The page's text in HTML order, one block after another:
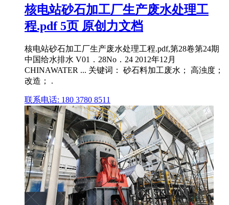
核电站砂石加工厂生产废水处理工
程.pdf 5页 原创力文档
核电站砂石加工厂生产废水处理工程.pdf,第28卷第24期
中国给水排水 V01．28No．24 2012年12月
CHINAWATER ... 关键词： 砂石料加工废水； 高浊度；
改造； .
联系电话: 180 3780 8511